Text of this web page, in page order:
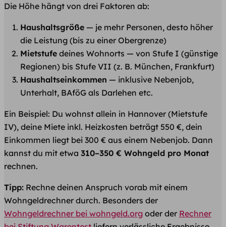
Die Höhe hängt von drei Faktoren ab:
Haushaltsgröße — je mehr Personen, desto höher
die Leistung (bis zu einer Obergrenze)
Mietstufe deines Wohnorts — von Stufe I (günstige
Regionen) bis Stufe VII (z. B. München, Frankfurt)
Haushaltseinkommen — inklusive Nebenjob,
Unterhalt, BAföG als Darlehen etc.
Ein Beispiel: Du wohnst allein in Hannover (Mietstufe
IV), deine Miete inkl. Heizkosten beträgt 550 €, dein
Einkommen liegt bei 300 € aus einem Nebenjob. Dann
kannst du mit etwa 310–350 € Wohngeld pro Monat
rechnen.
Tipp: Rechne deinen Anspruch vorab mit einem
Wohngeldrechner durch. Besonders der
Wohngeldrechner bei wohngeld.org oder der Rechner